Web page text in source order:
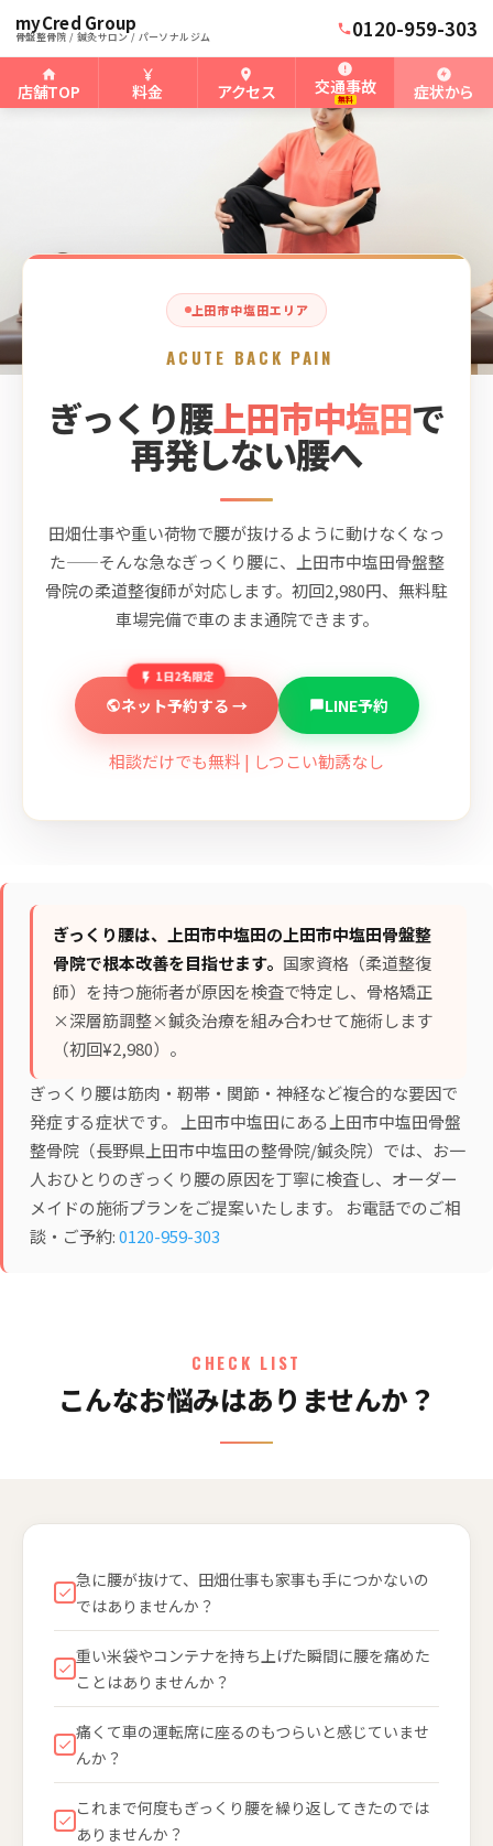
myCred Group
骨盤整骨院 / 鍼灸サロン / パーソナルジム 0120-959-303
店舗TOP 料金 アクセス 交通事故
無料 症状から
ホーム › 上田市中塩田骨盤整骨院 上田市中塩田のぎっくり腰
上田市中塩田エリア
ACUTE BACK PAIN
ぎっくり腰上田市中塩田で
再発しない腰へ
田畑仕事や重い荷物で腰が抜けるように動けなくなっ
た——そんな急なぎっくり腰に、上田市中塩田骨盤整
骨院の柔道整復師が対応します。初回2,980円、無料駐
車場完備で車のまま通院できます。
1日2名限定
ネット予約する → LINE予約
相談だけでも無料 | しつこい勧誘なし
ぎっくり腰は、上田市中塩田の上田市中塩田骨盤整
骨院で根本改善を目指せます。 国家資格（柔道整復
師）を持つ施術者が原因を検査で特定し、 骨格矯正
×深層筋調整×鍼灸治療を組み合わせて施術します
（初回¥2,980）。
ぎっくり腰は筋肉・靭帯・関節・神経など複合的な要因で
発症する症状です。 上田市中塩田にある上田市中塩田骨盤
整骨院（長野県上田市中塩田の整骨院/鍼灸院）では、お一
人おひとりのぎっくり腰の原因を丁寧に検査し、オーダー
メイドの施術プランをご提案いたします。 お電話でのご相
談・ご予約:0120-959-303
CHECK LIST
こんなお悩みはありませんか？
急に腰が抜けて、田畑仕事も家事も手につかないの
ではありませんか？
重い米袋やコンテナを持ち上げた瞬間に腰を痛めた
ことはありませんか？
痛くて車の運転席に座るのもつらいと感じていませ
んか？
これまで何度もぎっくり腰を繰り返してきたのでは
ありませんか？